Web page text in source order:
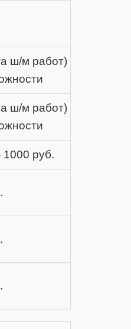
ш/м работ)
ш/м работ)
руб.